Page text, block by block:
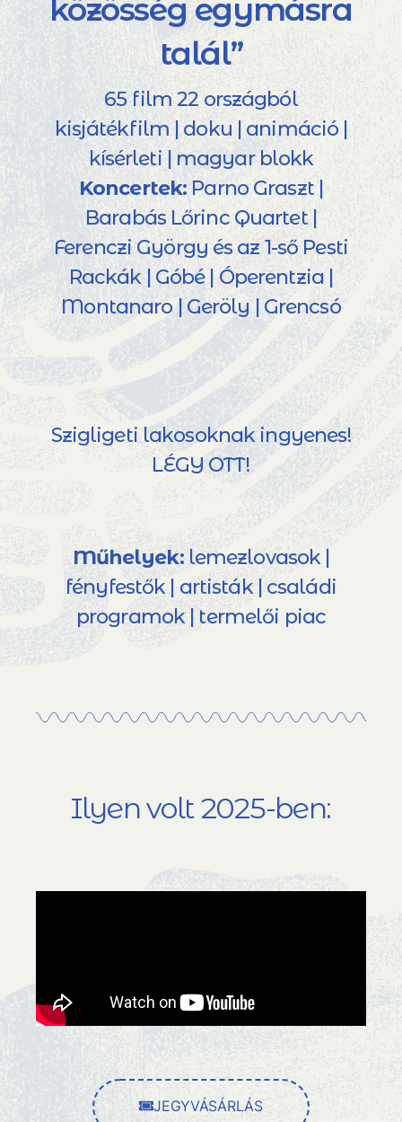
közösség egymásra
talál”
65 film 22 országból
kisjátékfilm | doku | animáció |
kísérleti | magyar blokk
Koncertek: Parno Graszt |
Barabás Lőrinc Quartet |
Ferenczi György és az 1-ső Pesti
Rackák | Góbé | Óperentzia |
Montanaro | Geröly | Grencsó
Szigligeti lakosoknak ingyenes!
LÉGY OTT!
Műhelyek:lemezlovasok |
fényfestők | artisták | családi
programok | termelői piac
Ilyen volt 2025-ben:
JEGYVÁSÁRLÁS